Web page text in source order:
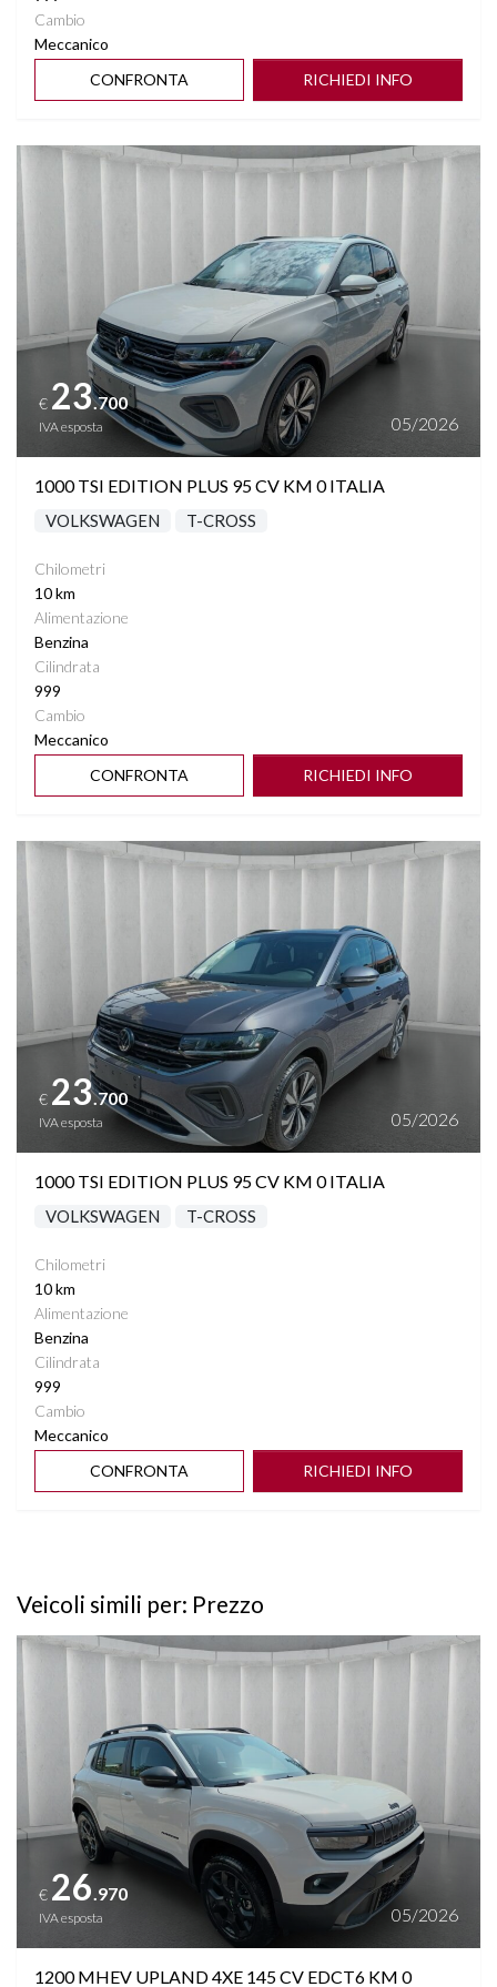
Cambio
Meccanico
CONFRONTA
RICHIEDI INFO
Vedi dettagli
€ 23.700
IVA esposta 05/2026
1000 TSI EDITION PLUS 95 CV KM 0 ITALIA
VOLKSWAGEN T-CROSS
Chilometri
10 km
Alimentazione
Benzina
Cilindrata
999
Cambio
Meccanico
CONFRONTA
RICHIEDI INFO
Vedi dettagli
€ 23.700
IVA esposta 05/2026
1000 TSI EDITION PLUS 95 CV KM 0 ITALIA
VOLKSWAGEN T-CROSS
Chilometri
10 km
Alimentazione
Benzina
Cilindrata
999
Cambio
Meccanico
CONFRONTA
RICHIEDI INFO
Veicoli simili per: Prezzo
Vedi dettagli
€ 26 .970
IVA esposta 05/2026
1200 MHEV UPLAND 4XE 145 CV EDCT6 KM 0